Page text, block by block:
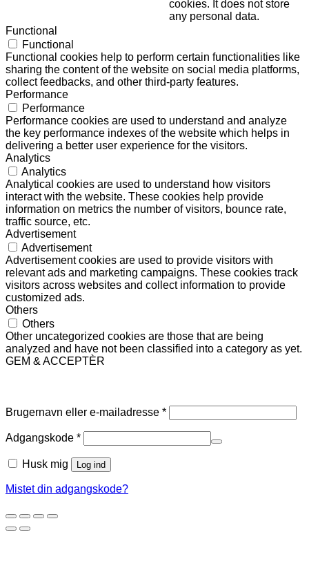
cookies. It does not store
any personal data.
Functional
Functional
Functional cookies help to perform certain functionalities like
sharing the content of the website on social media platforms,
collect feedbacks, and other third-party features.
Performance
Performance
Performance cookies are used to understand and analyze
the key performance indexes of the website which helps in
delivering a better user experience for the visitors.
Analytics
Analytics
Analytical cookies are used to understand how visitors
interact with the website. These cookies help provide
information on metrics the number of visitors, bounce rate,
traffic source, etc.
Advertisement
Advertisement
Advertisement cookies are used to provide visitors with
relevant ads and marketing campaigns. These cookies track
visitors across websites and collect information to provide
customized ads.
Others
Others
Other uncategorized cookies are those that are being
analyzed and have not been classified into a category as yet.
GEM & ACCEPTÈR
Brugernavn eller e-mailadresse *Påkrævet
Adgangskode *Påkrævet
Husk mig Log ind
Mistet din adgangskode?